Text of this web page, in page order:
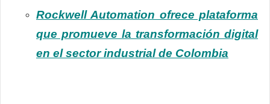
Rockwell Automation ofrece plataforma
que promueve la transformación digital
en el sector industrial de Colombia